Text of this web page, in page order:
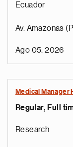
Ecuador
Av. Amazonas
Ago 05, 2026
Medical Manager
Regular, Full
Research